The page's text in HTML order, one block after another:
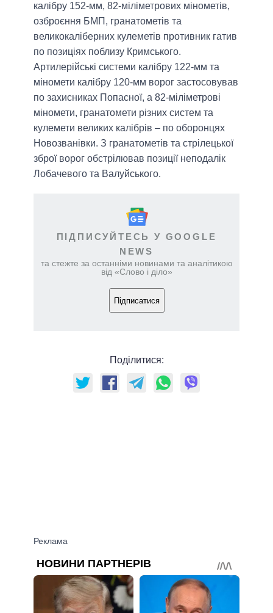
калібру 152-мм, 82-міліметрових мінометів,
озброєння БМП, гранатометів та
великокаліберних кулеметів противник гатив
по позиціях поблизу Кримського.
Артилерійські системи калібру 122-мм та
міномети калібру 120-мм ворог застосовував
по захисниках Попасної, а 82-міліметрові
міномети, гранатомети різних систем та
кулемети великих калібрів – по оборонцях
Новозванівки. З гранатометів та стрілецької
зброї ворог обстрілював позиції неподалік
Лобачевого та Валуйського.
ПІДПИСУЙТЕСЬ У GOOGLE
NEWS
та стежте за останніми новинами та аналітикою
від «Слово і діло»
Підписатися
Поділитися: